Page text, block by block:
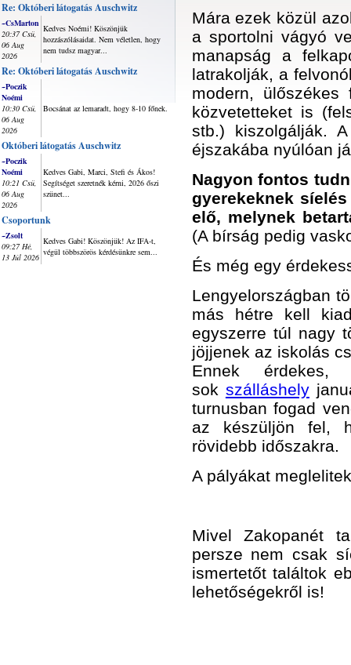
Re: Októberi látogatás Auschwitz
~CsMarton
20:37 Csü,
06 Aug
2026
Kedves Noémi! Köszönjük
hozzászólásaidat. Nem véletlen, hogy
nem tudsz magyar...
Re: Októberi látogatás Auschwitz
~Poczik
Noémi
10:30 Csü,
06 Aug
2026
Bocsánat az lemaradt, hogy 8-10 főnek.
Októberi látogatás Auschwitz
~Poczik
Noémi
10:21 Csü,
06 Aug
2026
Kedves Gabi, Marci, Stefi és Ákos!
Segítséget szeretnék kérni, 2026 őszi
szünet...
Csoportunk
~Zsolt
09:27 Hé,
13 Júl 2026
Kedves Gabi! Köszönjük! Az IFA-t,
végül többszörös kérdésünkre sem...
Mára ezek közül
a sportolni vágyó
manapság a
latrakolják, a
modern,
közvetetteket is
stb.) kiszolgálják.
éjszakába nyúlóan
Nagyon fontos
gyerekeknek
elő, melynek
(A bírság pedig
És még egy
Lengyelországban
más hétre kell
egyszerre túl nagy
jöjjenek az iskolás
Ennek
sok szálláshely
turnusban fogad
az készüljön fel,
rövidebb időszakra.
A pályákat
Mivel Zakopanét
persze nem csak
ismertetőt találtok
lehetőségekről is!